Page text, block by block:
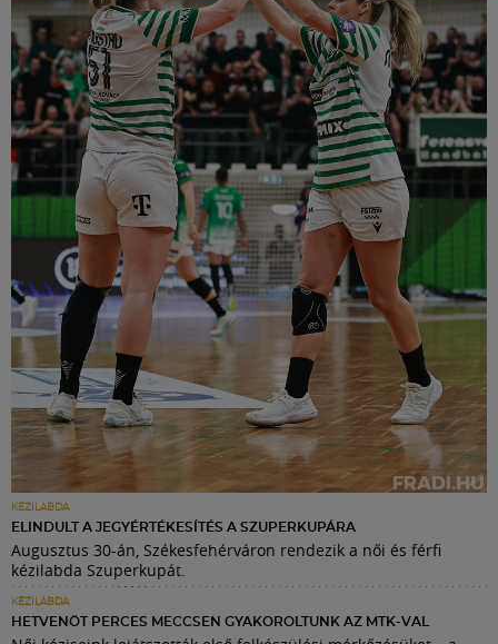
KÉZILABDA
ELINDULT A JEGYÉRTÉKESÍTÉS A SZUPERKUPÁRA
Augusztus 30-án, Székesfehérváron rendezik a női és férfi
kézilabda Szuperkupát.
KÉZILABDA
HETVENÖT PERCES MECCSEN GYAKOROLTUNK AZ MTK-VAL